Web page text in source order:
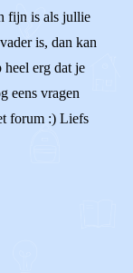
fijn is als jullie
is, dan kan
heel erg dat je
eens vragen
forum :) Liefs